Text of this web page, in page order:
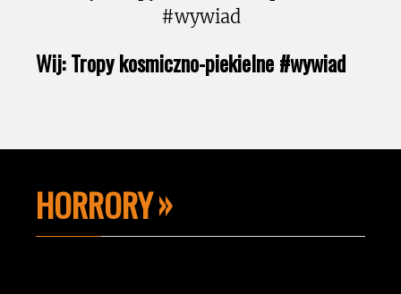
Wij: Tropy kosmiczno-piekielne #wywiad
HORRORY